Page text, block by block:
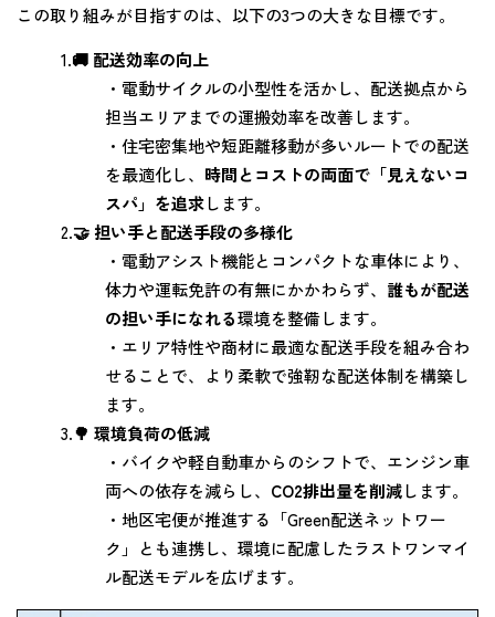
この取り組みが目指すのは、以下の3つの大きな目標です。
1.🚚 配送効率の向上
・電動サイクルの小型性を活かし、配送拠点から
担当エリアまでの運搬効率を改善します。
・住宅密集地や短距離移動が多いルートでの配送
を最適化し、 時間とコストの両面で「見えないコ
スパ」を追求します。
2.🤝 担い手と配送手段の多様化
・電動アシスト機能とコンパクトな車体により、
体力や運転免許の有無にかかわらず、 誰もが配送
の担い手になれる環境を整備します。
・エリア特性や商材に最適な配送手段を組み合わ
せることで、より柔軟で強靭な配送体制を構築し
ます。
3.🌳 環境負荷の低減
・バイクや軽自動車からのシフトで、エンジン車
両への依存を減らし、 CO2排出量を削減します。
・地区宅便が推進する「Green配送ネットワー
ク」とも連携し、環境に配慮したラストワンマイ
ル配送モデルを広げます。